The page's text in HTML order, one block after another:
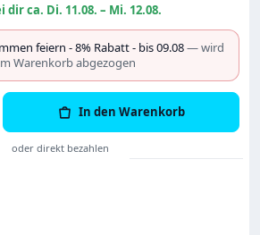
dir ca. Di. 11.08. – Mi. 12.08.
feiern - 8% Rabatt - bis 09.08— wird
Warenkorb abgezogen
Gib den gewünschten
In den Warenkorb